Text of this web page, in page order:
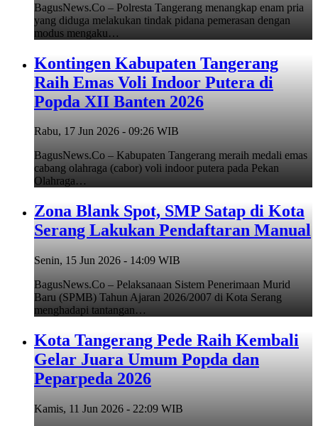
BagusNews.Co – Polresta Tangerang menangkap enam pria
yang diduga melakukan tindak pidana pemerasan dengan
modus mengaku…
Kontingen Kabupaten Tangerang
Raih Emas Voli Indoor Putera di
Popda XII Banten 2026
Rabu, 17 Jun 2026 - 09:26 WIB
BagusNews.Co – Kabupaten Tangerang meraih medali emas
cabang olahraga (cabor) voli indoor putera pada Pekan
Olahraga…
Zona Blank Spot, SMP Satap di Kota
Serang Lakukan Pendaftaran Manual
Senin, 15 Jun 2026 - 14:09 WIB
BagusNews.Co – Pelaksanaan Sistem Penerimaan Murid
Baru (SPMB) Tahun Ajaran 2026/2007 di Kota Serang
menghadapi tantangan…
Kota Tangerang Pede Raih Kembali
Gelar Juara Umum Popda dan
Peparpeda 2026
Kamis, 11 Jun 2026 - 22:09 WIB